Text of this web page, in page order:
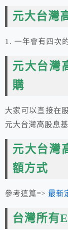
元大台灣
1. 一年會有四次
元大台灣
購
大家可以直接在
元大台灣高股息
元大台灣
額方式
參考這篇=>最新
台灣所有